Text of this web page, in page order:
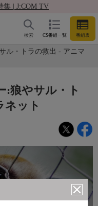
集 | J:COM TV
CS番組一覧 番組表
検索
ル・トラの救出 - アニマ
:狼やサル・ト
ネット